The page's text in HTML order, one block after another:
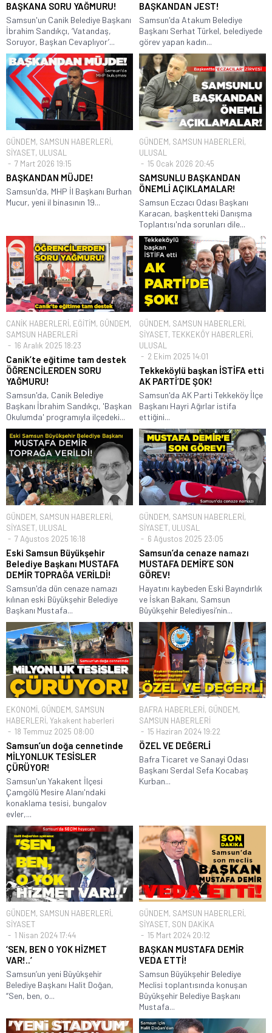
BAŞKANA SORU YAĞMURU!
Samsun'un Canik Belediye Başkanı
İbrahim Sandıkçı, ‘Vatandaş,
Soruyor, Başkan Cevaplıyor’...
BAŞKANDAN JEST!
Samsun'da Atakum Belediye
Başkanı Serhat Türkel, belediyede
görev yapan kadın...
GÜNDEM, SAMSUN HABERLERİ,
SİYASET, ULUSAL
7 Mart 2026 19:15
BAŞKANDAN MÜJDE!
Samsun'da, MHP İl Başkanı Burhan
Mucur, yeni il binasının 19...
GÜNDEM, SAMSUN HABERLERİ,
ULUSAL
15 Ocak 2026 20:45
SAMSUNLU BAŞKANDAN
ÖNEMLİ AÇIKLAMALAR!
Samsun Eczacı Odası Başkanı
Karacan, başkentteki Danışma
Toplantısı'nda sorunları dile...
CANİK HABERLERİ, EĞİTİM, GÜNDEM,
SAMSUN HABERLERİ
16 Aralık 2025 18:23
Canik’te eğitime tam destek
ÖĞRENCİLERDEN SORU
YAĞMURU!
Samsun'da, Canik Belediye
Başkanı İbrahim Sandıkçı, 'Başkan
Okulumda' programıyla ilçedeki...
GÜNDEM, SAMSUN HABERLERİ,
SİYASET, TEKKEKÖY HABERLERİ,
ULUSAL
2 Ekim 2025 14:01
Tekkeköylü başkan İSTİFA etti
AK PARTİ’DE ŞOK!
Samsun'da AK Parti Tekkeköy İlçe
Başkanı Hayri Ağırlar istifa
ettiğini...
GÜNDEM, SAMSUN HABERLERİ,
SİYASET, ULUSAL
7 Ağustos 2025 16:18
Eski Samsun Büyükşehir
Belediye Başkanı MUSTAFA
DEMİR TOPRAĞA VERİLDİ!
Samsun'da dün cenaze namazı
kılınan eski Büyükşehir Belediye
Başkanı Mustafa...
GÜNDEM, SAMSUN HABERLERİ,
SİYASET, ULUSAL
6 Ağustos 2025 23:05
Samsun’da cenaze namazı
MUSTAFA DEMİR’E SON
GÖREV!
Hayatını kaybeden Eski Bayındırlık
ve İskan Bakanı, Samsun
Büyükşehir Belediyesi’nin...
EKONOMİ, GÜNDEM, SAMSUN
HABERLERİ, Yakakent haberleri
18 Temmuz 2025 08:00
Samsun’un doğa cennetinde
MİLYONLUK TESİSLER
ÇÜRÜYOR!
Samsun'un Yakakent İlçesi
Çamgölü Mesire Alanı'ndaki
konaklama tesisi, bungalov
evler,...
BAFRA HABERLERİ, GÜNDEM,
SAMSUN HABERLERİ
15 Haziran 2024 19:22
ÖZEL VE DEĞERLİ
Bafra Ticaret ve Sanayi Odası
Başkanı Serdal Sefa Kocabaş
Kurban...
GÜNDEM, SAMSUN HABERLERİ,
SİYASET
1 Nisan 2024 17:44
‘SEN, BEN O YOK HİZMET
VAR!..’
Samsun’un yeni Büyükşehir
Belediye Başkanı Halit Doğan,
“Sen, ben, o...
GÜNDEM, SAMSUN HABERLERİ,
SİYASET, SON DAKİKA
15 Mart 2024 20:12
BAŞKAN MUSTAFA DEMİR
VEDA ETTİ!
Samsun Büyükşehir Belediye
Meclisi toplantısında konuşan
Büyükşehir Belediye Başkanı
Mustafa...